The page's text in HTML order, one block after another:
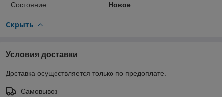
Состояние
Новое
Скрыть
Условия доставки
Доставка осуществляется только по предоплате.
Самовывоз